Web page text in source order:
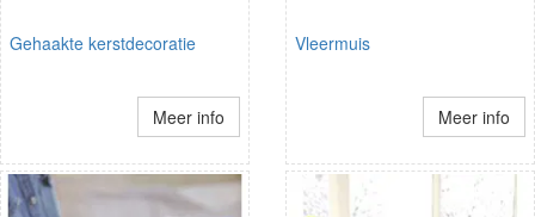
Gehaakte kerstdecoratie
Meer info
Vleermuis
Meer info